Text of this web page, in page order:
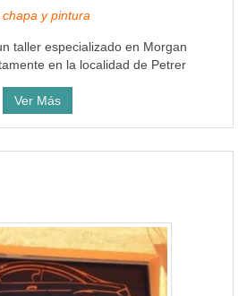
y pintura
taller especializado en Morgan
en la localidad de Petrer
Ver Más